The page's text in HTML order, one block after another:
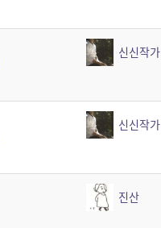
신신작가
신신작가
진산